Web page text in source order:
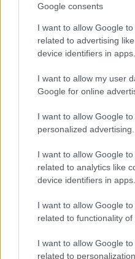
Google consents
I want to allow Google
related to advertising
device identifiers in apps.
I want to allow my user
Google for online
I want to allow Google
personalized advertising.
I want to allow Google
related to analytics like
device identifiers in apps.
I want to allow Google
related to functionality of
I want to allow Google
related to personalization.
Járai Máté kiakadt